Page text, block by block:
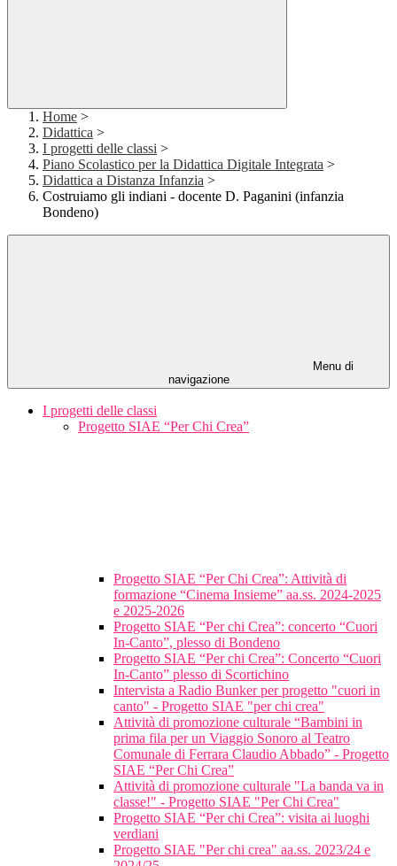
Home >
Didattica >
I progetti delle classi >
Piano Scolastico per la Didattica Digitale Integrata >
Didattica a Distanza Infanzia >
Costruiamo gli indiani - docente D. Paganini (infanzia
Bondeno)
Menu di
navigazione
I progetti delle classi
Progetto SIAE “Per Chi Crea”
Progetto SIAE “Per Chi Crea”: Attività di
formazione “Cinema Insieme” aa.ss. 2024-2025
e 2025-2026
Progetto SIAE “Per chi Crea”: concerto “Cuori
In-Canto”, plesso di Bondeno
Progetto SIAE “Per chi Crea”: Concerto “Cuori
In-Canto” plesso di Scortichino
Intervista a Radio Bunker per progetto "cuori in
canto" - Progetto SIAE "per chi crea"
Attività di promozione culturale “Bambini in
prima fila per un Viaggio Sonoro al Teatro
Comunale di Ferrara Claudio Abbado” - Progetto
SIAE “Per Chi Crea”
Attività di promozione culturale "La banda va in
classe!" - Progetto SIAE "Per Chi Crea"
Progetto SIAE “Per chi Crea”: visita ai luoghi
verdiani
Progetto SIAE "Per chi crea" aa.ss. 2023/24 e